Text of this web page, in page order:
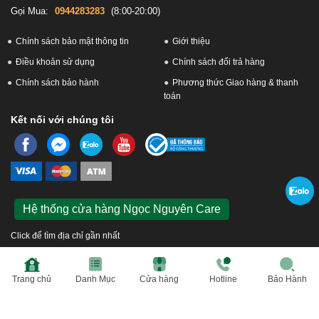
bảo hành.
CSKH dịch vụ sửa chữa: 0944-283-283.
Gọi Mua:
0944283283 (8:00-20:00)
Chính sách bảo mật thông tin Giới thiệu
Điều khoản sử dụng Chính sách đổi trả hàng
Chính sách bảo hành
Phương thức Giao hàng & thanh
toán
Kết nối với chúng tôi
Hệ thống cửa hàng Ngọc Nguyên Care
Click để tìm địa chỉ gần nhất
© 2026 Ngọc Nguyễn Care. Công ty Cổ phần Bán lẻ Ngọc Nguyễn. GPKD số 0109576433 do
Sở KH và ĐT TP Hà Nội cấp ngày 31/03/2021. Địa chỉ: Số 6 Hồ Tùng Mậu, P. Mai Dịch, Q. Cầu
Trang chủ Danh Mục Cửa hàng Hotline Bảo Hành